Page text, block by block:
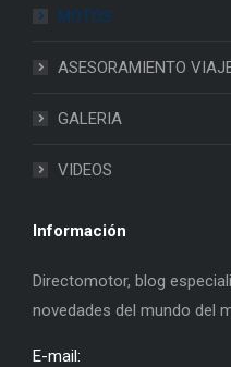
MOTOS
ASESORAMIENTO
GALERIA
VIDEOS
Información
Directomotor, blog
novedades del mundo del
E-mail: